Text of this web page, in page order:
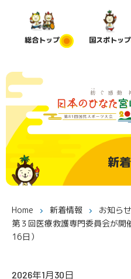
総合トップ 国スポトップ
新
Home 新着情報
お知らせ
第３回医療救護専門委員会が
16日）
2026年1月30日